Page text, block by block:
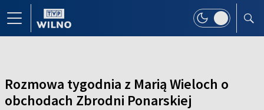
Rozmowa tygodnia z Marią Wieloch o
obchodach Zbrodni Ponarskiej